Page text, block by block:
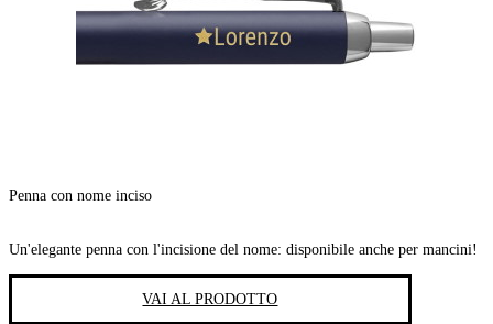
Penna con nome inciso
Un'elegante penna con l'incisione del nome: disponibile anche per mancini!
VAI AL PRODOTTO